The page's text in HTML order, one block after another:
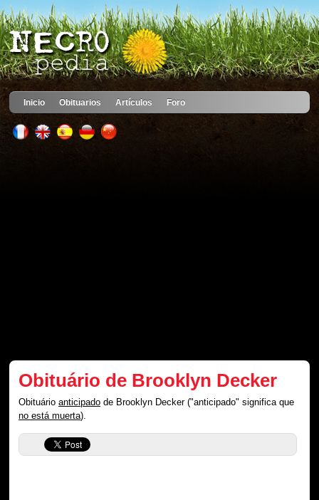
Inicio Obituarios Artículos Foro
Obituário de Brooklyn Decker
Obituárioanticipado de Brooklyn Decker ("anticipado" significa que
no está muerta).